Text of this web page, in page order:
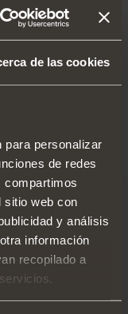
de las cookies
para personalizar
de redes
compartimos
sitio web con
y análisis
información
recopilado a
estante
de